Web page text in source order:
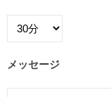
メッセージ